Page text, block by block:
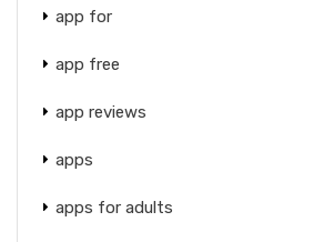
app for
app free
app reviews
apps
apps for adults